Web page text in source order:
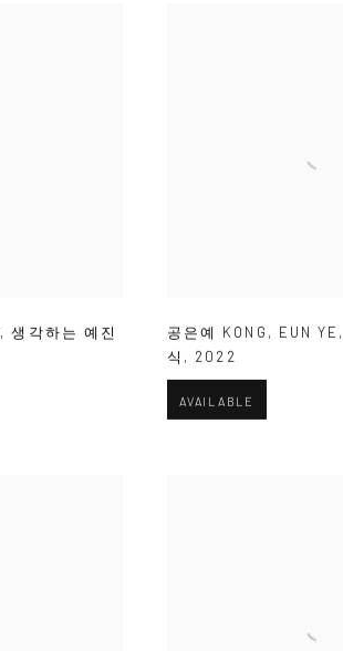
,생각하는 예진
공은예 KONG , EUN YE ,
식 , 2022
AVAILABLE